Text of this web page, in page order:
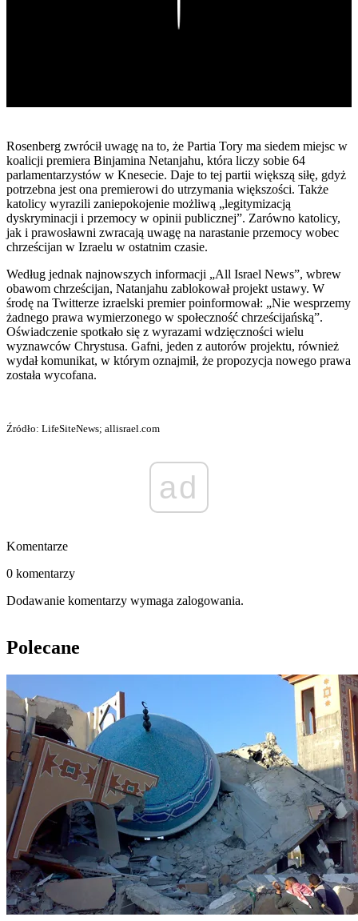
Rosenberg zwrócił uwagę na to, że Partia Tory ma siedem miejsc w
koalicji premiera Binjamina Netanjahu, która liczy sobie 64
parlamentarzystów w Knesecie. Daje to tej partii większą siłę, gdyż
potrzebna jest ona premierowi do utrzymania większości. Także
katolicy wyrazili zaniepokojenie możliwą „legitymizacją
dyskryminacji i przemocy w opinii publicznej”. Zarówno katolicy,
jak i prawosławni zwracają uwagę na narastanie przemocy wobec
chrześcijan w Izraelu w ostatnim czasie.
Według jednak najnowszych informacji „All Israel News”, wbrew
obawom chrześcijan, Natanjahu zablokował projekt ustawy. W
środę na Twitterze izraelski premier poinformował: „Nie wesprzemy
żadnego prawa wymierzonego w społeczność chrześcijańską”.
Oświadczenie spotkało się z wyrazami wdzięczności wielu
wyznawców Chrystusa. Gafni, jeden z autorów projektu, również
wydał komunikat, w którym oznajmił, że propozycja nowego prawa
została wycofana.
Źródło: LifeSiteNews; allisrael.com
ad
Komentarze
0 komentarzy
Dodawanie komentarzy wymaga zalogowania.
Polecane